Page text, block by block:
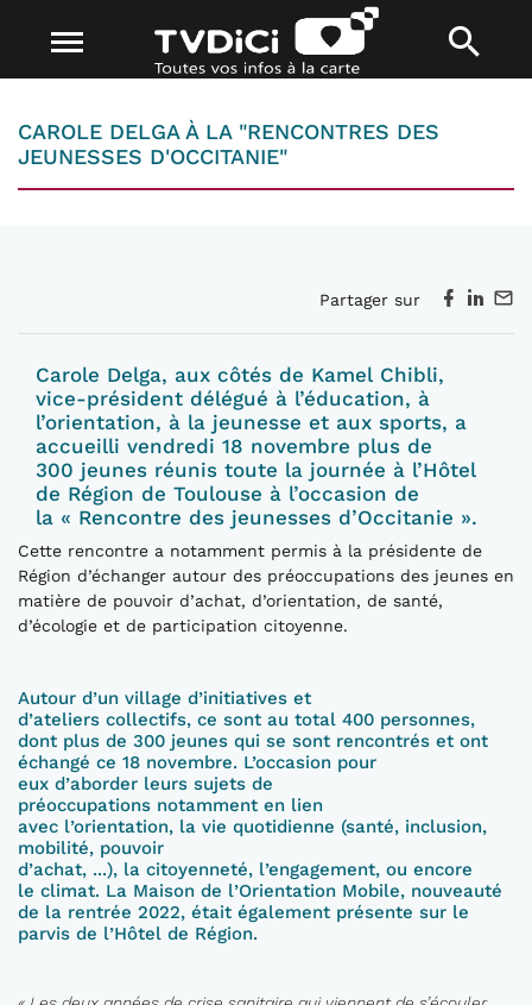
CAROLE DELGA À LA "RENCONTRES DES
JEUNESSES D'OCCITANIE"
Partager sur
Carole Delga, aux côtés de Kamel Chibli,
vice-président délégué à l’éducation, à
l’orientation, à la jeunesse et aux sports, a
accueilli vendredi 18 novembre plus de
300 jeunes réunis toute la journée à l’Hôtel
de Région de Toulouse à l’occasion de
la « Rencontre des jeunesses d’Occitanie ».
Cette rencontre a notamment permis à la présidente de
Région d’échanger autour des préoccupations des jeunes en
matière de pouvoir d’achat, d’orientation, de santé,
d’écologie et de participation citoyenne.
Autour d’un village d’initiatives et
d’ateliers collectifs, ce sont au total 400 personnes,
dont plus de 300 jeunes qui se sont rencontrés et ont
échangé ce 18 novembre. L’occasion pour
eux d’aborder leurs sujets de
préoccupations notamment en lien
avec l’orientation, la vie quotidienne (santé, inclusion,
mobilité, pouvoir
d’achat, ...), la citoyenneté, l’engagement, ou encore
le climat. La Maison de l’Orientation Mobile, nouveauté
de la rentrée 2022, était également présente sur le
parvis de l’Hôtel de Région.